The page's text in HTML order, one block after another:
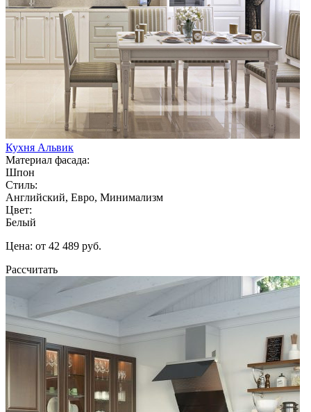
Кухня Альвик
Материал фасада:
Шпон
Стиль:
Английский, Евро, Минимализм
Цвет:
Белый
Цена: от 42 489 руб.
Рассчитать